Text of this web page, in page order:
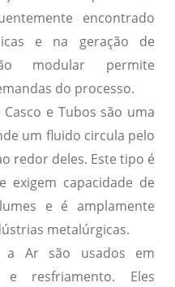
encontrado
e na geração de
modular permite
do processo.
e Tubos são uma
um fluido circula pelo
redor deles. Este tipo é
exigem capacidade de
e é amplamente
metalúrgicas.
a Arsão usados em
resfriamento. Eles